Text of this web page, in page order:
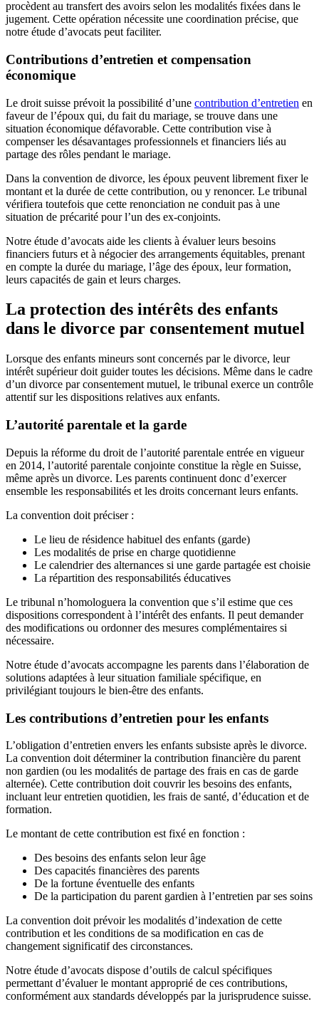
procèdent au transfert des avoirs selon les modalités fixées dans le
jugement. Cette opération nécessite une coordination précise, que
notre étude d’avocats peut faciliter.
Contributions d’entretien et compensation
économique
Le droit suisse prévoit la possibilité d’une contribution d’entretien en
faveur de l’époux qui, du fait du mariage, se trouve dans une
situation économique défavorable. Cette contribution vise à
compenser les désavantages professionnels et financiers liés au
partage des rôles pendant le mariage.
Dans la convention de divorce, les époux peuvent librement fixer le
montant et la durée de cette contribution, ou y renoncer. Le tribunal
vérifiera toutefois que cette renonciation ne conduit pas à une
situation de précarité pour l’un des ex-conjoints.
Notre étude d’avocats aide les clients à évaluer leurs besoins
financiers futurs et à négocier des arrangements équitables, prenant
en compte la durée du mariage, l’âge des époux, leur formation,
leurs capacités de gain et leurs charges.
La protection des intérêts des enfants
dans le divorce par consentement mutuel
Lorsque des enfants mineurs sont concernés par le divorce, leur
intérêt supérieur doit guider toutes les décisions. Même dans le cadre
d’un divorce par consentement mutuel, le tribunal exerce un contrôle
attentif sur les dispositions relatives aux enfants.
L’autorité parentale et la garde
Depuis la réforme du droit de l’autorité parentale entrée en vigueur
en 2014, l’autorité parentale conjointe constitue la règle en Suisse,
même après un divorce. Les parents continuent donc d’exercer
ensemble les responsabilités et les droits concernant leurs enfants.
La convention doit préciser :
Le lieu de résidence habituel des enfants (garde)
Les modalités de prise en charge quotidienne
Le calendrier des alternances si une garde partagée est choisie
La répartition des responsabilités éducatives
Le tribunal n’homologuera la convention que s’il estime que ces
dispositions correspondent à l’intérêt des enfants. Il peut demander
des modifications ou ordonner des mesures complémentaires si
nécessaire.
Notre étude d’avocats accompagne les parents dans l’élaboration de
solutions adaptées à leur situation familiale spécifique, en
privilégiant toujours le bien-être des enfants.
Les contributions d’entretien pour les enfants
L’obligation d’entretien envers les enfants subsiste après le divorce.
La convention doit déterminer la contribution financière du parent
non gardien (ou les modalités de partage des frais en cas de garde
alternée). Cette contribution doit couvrir les besoins des enfants,
incluant leur entretien quotidien, les frais de santé, d’éducation et de
formation.
Le montant de cette contribution est fixé en fonction :
Des besoins des enfants selon leur âge
Des capacités financières des parents
De la fortune éventuelle des enfants
De la participation du parent gardien à l’entretien par ses soins
La convention doit prévoir les modalités d’indexation de cette
contribution et les conditions de sa modification en cas de
changement significatif des circonstances.
Notre étude d’avocats dispose d’outils de calcul spécifiques
permettant d’évaluer le montant approprié de ces contributions,
conformément aux standards développés par la jurisprudence suisse.